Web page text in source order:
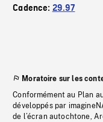
Cadence: 29.97
Moratoire sur les
Conformément au Plan
développés par
de l’écran autochtone,